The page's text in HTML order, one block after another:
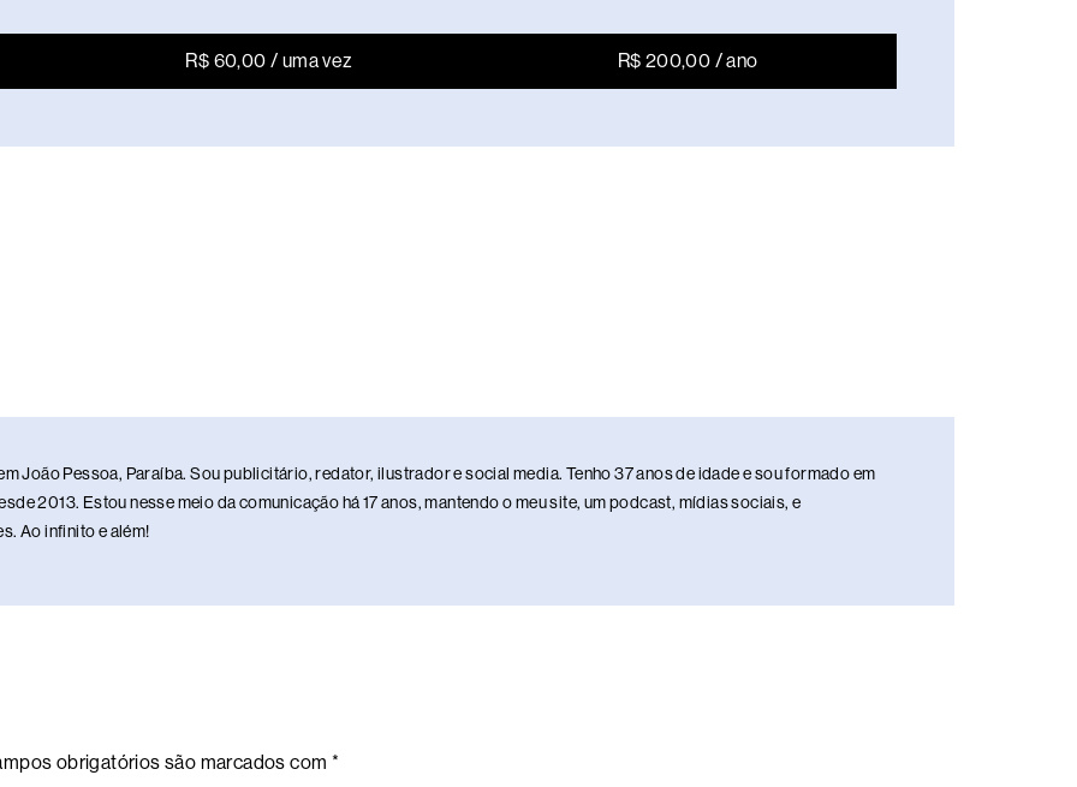
R$ 60,00 / uma vez R$ 200,00 / ano
João Pessoa, Paraíba. Sou publicitário, redator, ilustrador e social media. Tenho 37 anos de idade e sou formado em
2013. Estou nesse meio da comunicação há 17 anos, mantendo o meu site, um podcast, mídias sociais, e
Ao infinito e além!
obrigatórios são marcados com *